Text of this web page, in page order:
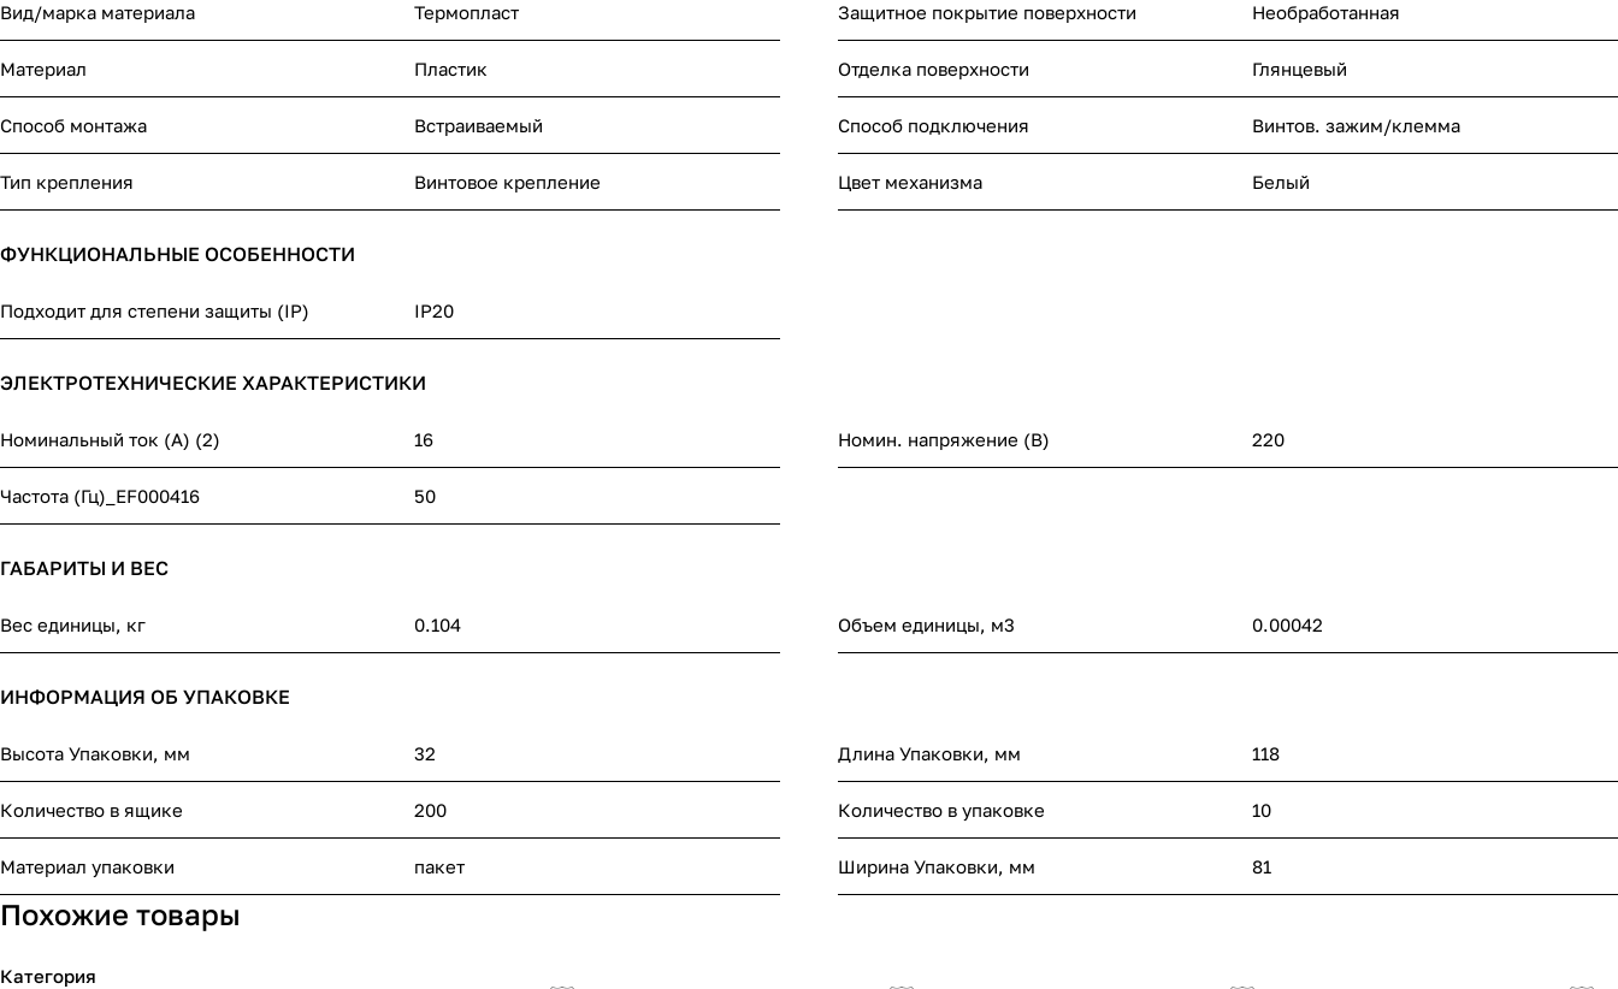
Вид/марка материала Термопласт Защитное покрытие поверхности Необработанная
Материал Пластик Отделка поверхности Глянцевый
Способ монтажа Встраиваемый Способ подключения Винтов. зажим/клемма
Тип крепления Винтовое крепление Цвет механизма Белый
ФУНКЦИОНАЛЬНЫЕ ОСОБЕННОСТИ
Подходит для степени защиты (IP) IP20
ЭЛЕКТРОТЕХНИЧЕСКИЕ ХАРАКТЕРИСТИКИ
Номинальный ток (А) (2) 16 Номин. напряжение (В) 220
Частота (Гц)_EF000416 50
ГАБАРИТЫ И ВЕС
Вес единицы, кг 0.104 Объем единицы, м3 0.00042
ИНФОРМАЦИЯ ОБ УПАКОВКЕ
Высота Упаковки, мм 32 Длина Упаковки, мм 118
Количество в ящике 200 Количество в упаковке 10
Материал упаковки пакет Ширина Упаковки, мм 81
Похожие товары
Категория